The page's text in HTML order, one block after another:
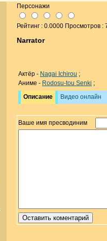
Персонажи
Рейтинг : 0.0000 Просмотров :
Narrator
Актёр - Nagai Ichirou ;
Аниме - Rodosu-tou Senki ;
Описание
Видео онлайн
Ваше имя пресводиним